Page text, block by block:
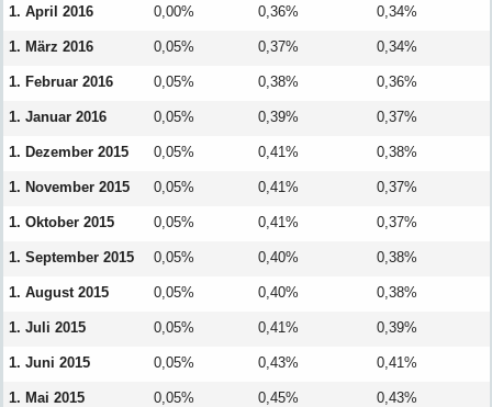
1. April 2016 0,00% 0,36% 0,34%
1. März 2016 0,05% 0,37% 0,34%
1. Februar 2016 0,05% 0,38% 0,36%
1. Januar 2016 0,05% 0,39% 0,37%
1. Dezember 2015 0,05% 0,41% 0,38%
1. November 2015 0,05% 0,41% 0,37%
1. Oktober 2015 0,05% 0,41% 0,37%
1. September 2015 0,05% 0,40% 0,38%
1. August 2015 0,05% 0,40% 0,38%
1. Juli 2015 0,05% 0,41% 0,39%
1. Juni 2015 0,05% 0,43% 0,41%
1. Mai 2015 0,05% 0,45% 0,43%